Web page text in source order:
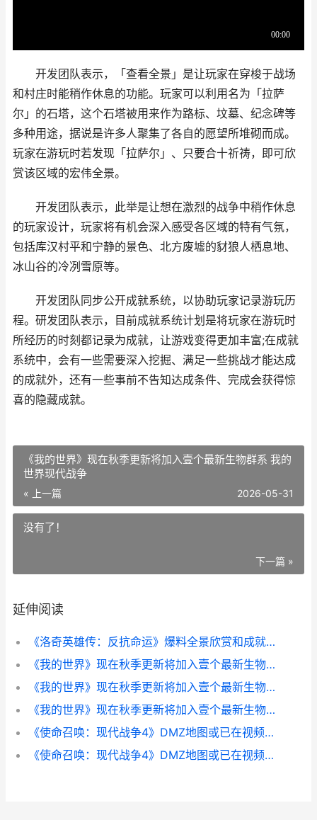
开发团队表示，「查看全景」是让玩家在穿梭于战场
和村庄时能稍作休息的功能。玩家可以利用名为「拉萨
尔」的石塔，这个石塔被用来作为路标、坟墓、纪念碑等
多种用途，据说是许多人聚集了各自的愿望所堆砌而成。
玩家在游玩时若发现「拉萨尔」、只要合十祈祷，即可欣
赏该区域的宏伟全景。
开发团队表示，此举是让想在激烈的战争中稍作休息
的玩家设计，玩家将有机会深入感受各区域的特有气氛，
包括库汉村平和宁静的景色、北方废墟的豺狼人栖息地、
冰山谷的冷冽雪原等。
开发团队同步公开成就系统，以协助玩家记录游玩历
程。研发团队表示，目前成就系统计划是将玩家在游玩时
所经历的时刻都记录为成就，让游戏变得更加丰富;在成就
系统中，会有一些需要深入挖掘、满足一些挑战才能达成
的成就外，还有一些事前不告知达成条件、完成会获得惊
喜的隐藏成就。
《我的世界》现在秋季更新将加入壹个最新生物群系 我的
世界现代战争
« 上一篇 2026-05-31
没有了！
下一篇 »
延伸阅读
《洛奇英雄传：反抗命运》爆料全景欣赏和成就系统 洛奇英雄传反抗命运
《我的世界》现在秋季更新将加入壹个最新生物群系 我的世界现代战争
《我的世界》现在秋季更新将加入壹个最新生物群系 我的世界现代军事武器模组版
《我的世界》现在秋季更新将加入壹个最新生物群系 我的世界现在是哪个公司经营
《使命召唤：现代战争4》DMZ地图或已在视频中现身 使命召唤现代战争2重制版
《使命召唤：现代战争4》DMZ地图或已在视频中现身 使命召唤现代战争